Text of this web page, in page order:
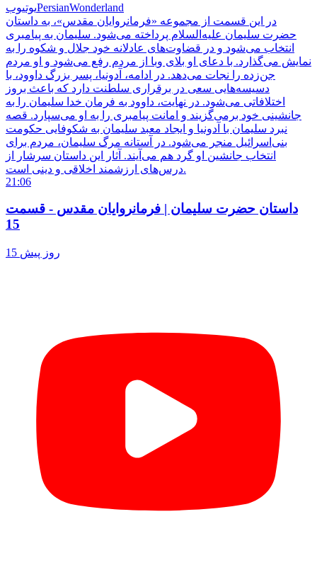
یوتیوبPersianWonderland
در این قسمت از مجموعه «فرمانروایان مقدس»، به داستان
حضرت سلیمان علیه‌السلام پرداخته می‌شود. سلیمان به پیامبری
انتخاب می‌شود و در قضاوت‌های عادلانه خود جلال و شکوه را به
نمایش می‌گذارد. با دعای او بلای وبا از مردم رفع می‌شود و او مردم
جن‌زده را نجات می‌دهد. در ادامه، آدونیا، پسر بزرگ داوود، با
دسیسه‌هایی سعی در برقراری سلطنت دارد که باعث بروز
اختلافاتی می‌شود. در نهایت، داوود به فرمان خدا سلیمان را به
جانشینی خود برمی‌گزیند و امانت پیامبری را به او می‌سپارد. قصه
نبرد سلیمان با آدونیا و ایجاد معبد سلیمان به شکوفایی حکومت
بنی‌اسرائیل منجر می‌شود. در آستانه مرگ سلیمان، مردم برای
انتخاب جانشین او گرد هم می‌آیند. آثار این داستان سرشار از
درس‌های ارزشمند اخلاقی و دینی است.
21:06
داستان حضرت سلیمان | فرمانروایان مقدس - قسمت
15
15 روز پیش